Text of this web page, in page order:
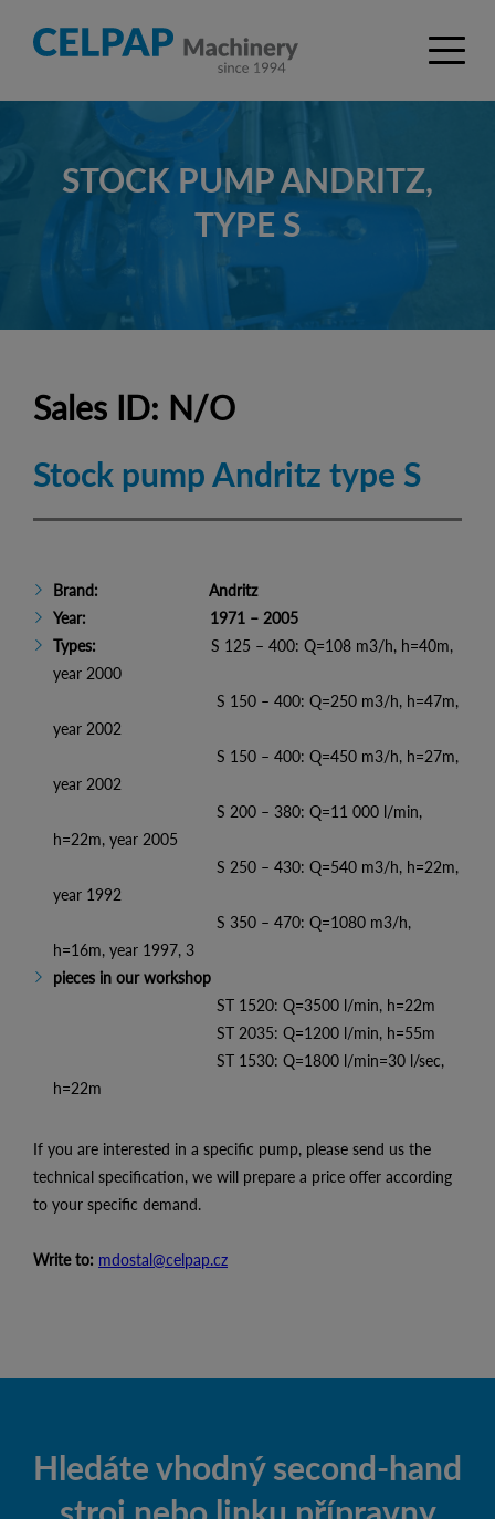
STOCK PUMP ANDRITZ,
TYPE S
Sales ID: N/O
Stock pump Andritz type S
Brand: Andritz
Year: 1971 – 2005
Types:
S 125 – 400: Q=108 m3/h, h=40m,
year 2000
S 150 – 400: Q=250 m3/h, h=47m,
year 2002
S 150 – 400: Q=450 m3/h, h=27m,
year 2002
S 200 – 380: Q=11 000 l/min,
h=22m, year 2005
S 250 – 430: Q=540 m3/h, h=22m,
year 1992
S 350 – 470: Q=1080 m3/h,
h=16m, year 1997, 3
pieces in our workshop
ST 1520: Q=3500 l/min, h=22m
ST 2035: Q=1200 l/min, h=55m
ST 1530: Q=1800 l/min=30 l/sec,
h=22m
If you are interested in a specific pump, please send us the
technical specification, we will prepare a price offer according
to your specific demand.
Write to: mdostal@celpap.cz
Hledáte vhodný second-hand